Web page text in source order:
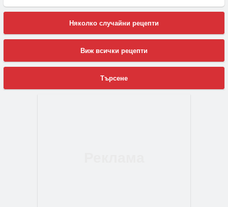
Няколко случайни рецепти
Виж всички рецепти
Търсене